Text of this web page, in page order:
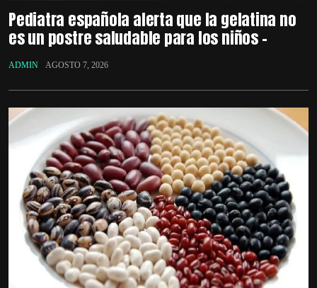
Pediatra española alerta que la gelatina no
es un postre saludable para los niños –
ADMIN AGOSTO 7, 2026